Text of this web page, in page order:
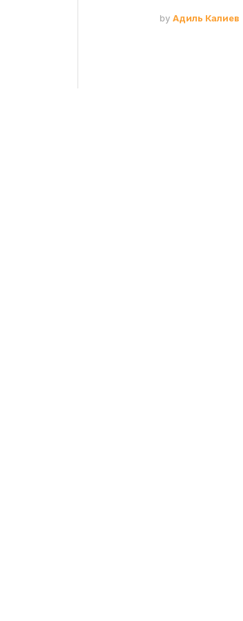
by Адиль Калиев